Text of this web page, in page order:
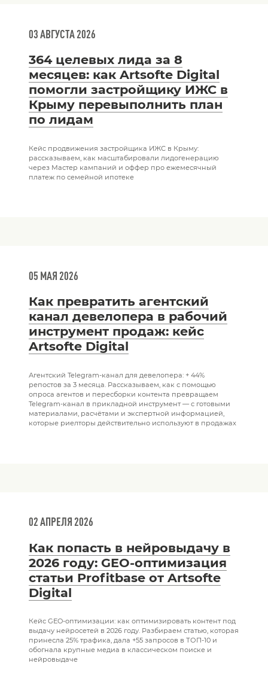
364 целевых лида за 8
месяцев: как Artsofte Digital
помогли застройщику ИЖС в
Крыму перевыполнить план
по лидам
03 АВГУСТА 2026
Кейс продвижения застройщика ИЖС в Крыму:
рассказываем, как масштабировали лидогенерацию
через Мастер кампаний и оффер про ежемесячный
платеж по семейной ипотеке
Как превратить агентский
канал девелопера в рабочий
инструмент продаж: кейс
Artsofte Digital
05 МАЯ 2026
Агентский Telegram-канал для девелопера: + 44%
репостов за 3 месяца. Рассказываем, как с помощью
опроса агентов и пересборки контента превращаем
Telegram-канал в прикладной инструмент — с готовыми
материалами, расчётами и экспертной информацией,
которые риелторы действительно используют в продажах
Как попасть в нейровыдачу в
2026 году: GEO-оптимизация
статьи Profitbase от Artsofte
Digital
02 АПРЕЛЯ 2026
Кейс GEO-оптимизации: как оптимизировать контент под
выдачу нейросетей в 2026 году. Разбираем статью, которая
принесла 25% трафика, дала +55 запросов в ТОП-10 и
обогнала крупные медиа в классическом поиске и
нейровыдаче